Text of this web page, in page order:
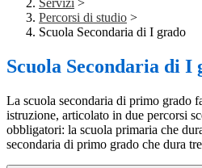
Servizi >
Percorsi di studio >
Scuola Secondaria di I grado
Scuola Secondaria di I
La scuola secondaria di primo grado
istruzione, articolato in due percorsi
obbligatori: la scuola primaria che
secondaria di primo grado che dura